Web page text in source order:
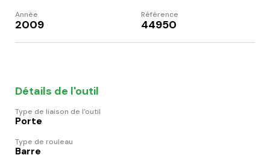
Année
2009
Référence
44950
Détails de l'outil
Type de liaison de l'outil
Porte
Type de rouleau
Barre